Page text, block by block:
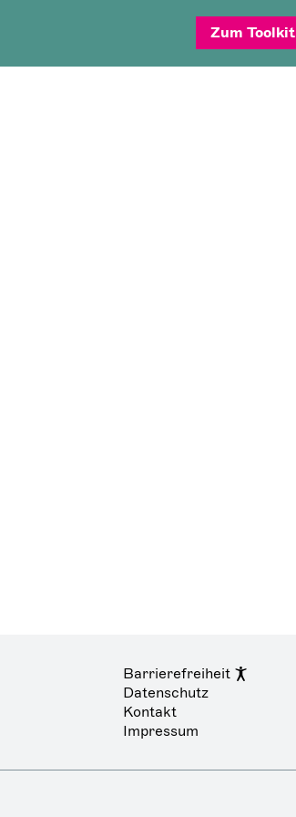
Zum Toolkit
Barrierefreiheit
Datenschutz
Kontakt
Impressum